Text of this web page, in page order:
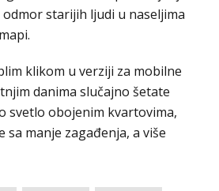
starijih ljudi u naseljima
klikom u verziji za mobilne
danima slučajno šetate
svetlo obojenim kvartovima,
sa manje zagađenja, a više